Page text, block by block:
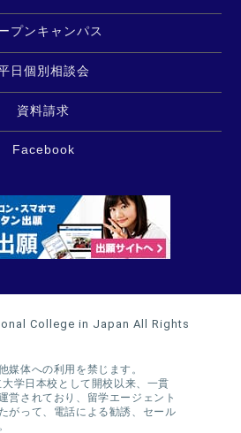
プンキャンパス
日個別相談会
資料請求
Facebook
College in Japan All Rights
媒体への利用を禁じます。
学日本校として開校以来、一貫
営されており、留学エージェント
がって、電話による勧誘、セール